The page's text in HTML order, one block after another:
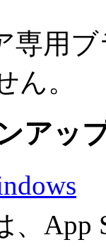
専用
ん。
アッ
、App